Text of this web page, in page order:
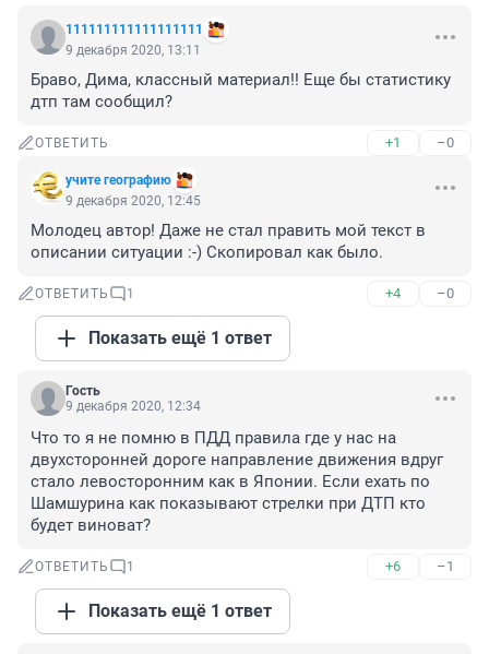
111111111111111111
9 декабря 2020, 13:11
Браво, Дима, классный материал!! Еще бы статистику
дтп там сообщил?
ОТВЕТИТЬ +1 –0
учите географию
9 декабря 2020, 12:45
Молодец автор! Даже не стал править мой текст в
описании ситуации :-) Скопировал как было.
ОТВЕТИТЬ 1 +4 –0
Показать ещё 1 ответ
Гость
9 декабря 2020, 12:34
Что то я не помню в ПДД правила где у нас на
двухсторонней дороге направление движения вдруг
стало левосторонним как в Японии. Если ехать по
Шамшурина как показывают стрелки при ДТП кто
будет виноват?
ОТВЕТИТЬ 1 +6 –1
Показать ещё 1 ответ